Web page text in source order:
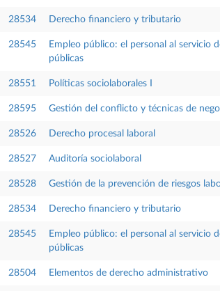
28534 Derecho financiero y tributario
28545
Empleo público: el personal al servicio
públicas
28551 Políticas sociolaborales I
28595 Gestión del conflicto y técnicas de
28526 Derecho procesal laboral
28527 Auditoría sociolaboral
28528 Gestión de la prevención de riesgos
28534 Derecho financiero y tributario
28545
Empleo público: el personal al servicio
públicas
28504 Elementos de derecho administrativo